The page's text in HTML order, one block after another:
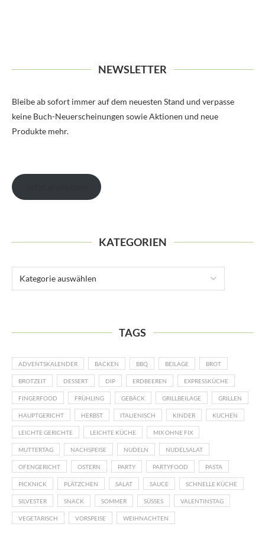
NEWSLETTER
Bleibe ab sofort immer auf dem neuesten Stand und verpasse
keine Buch-Neuerscheinungen sowie Aktionen und neue
Produkte mehr.
KATEGORIEN
TAGS
ADVENTSKALENDER BACKEN BBQ BEILAGE BROT
BROTZEIT DESSERT DIP ERDBEEREN EXPRESSKÜCHE
FINGERFOOD FRÜHLING GEBÄCK GRILLBEILAGE GRILLEN
HAUPTGERICHT HERBST ITALIENISCH KINDER KUCHEN
LEICHTE GERICHTE LEICHTE KÜCHE MIX OHNE FIX
MUTTERTAG NACHSPEISE NUDELN NUDELSALAT
OFENGERICHT OSTERN PARTY PARTYFOOD PASTA
PICKNICK PLÄTZCHEN SALAT SAUCE SCHNELLE KÜCHE
SILVESTER SNACK SOMMER SÜSSES VALENTINSTAG
VEGETARISCH VORSPEISE WEIHNACHTEN